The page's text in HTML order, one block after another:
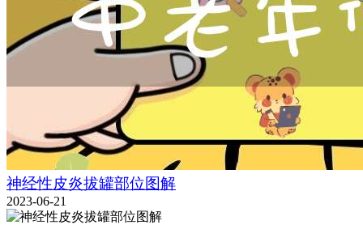
神经性皮炎拔罐部位图解
2023-06-21